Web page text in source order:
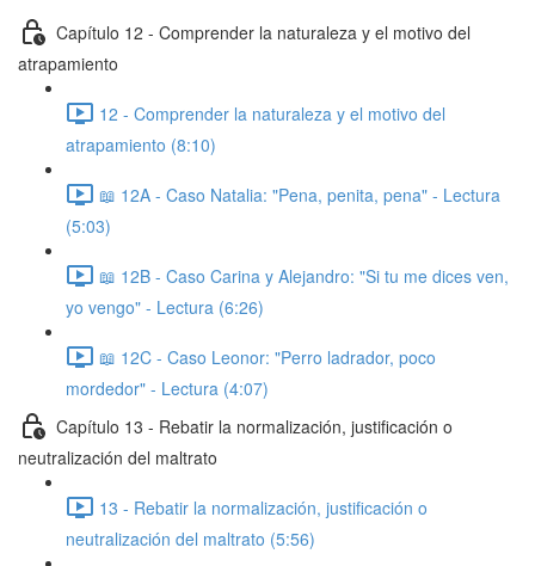
Capítulo 12 - Comprender la naturaleza y el motivo del
atrapamiento
12 - Comprender la naturaleza y el motivo del
atrapamiento (8:10)
📖 12A - Caso Natalia: "Pena, penita, pena" - Lectura
(5:03)
📖 12B - Caso Carina y Alejandro: "Si tu me dices ven,
yo vengo" - Lectura (6:26)
📖 12C - Caso Leonor: "Perro ladrador, poco
mordedor" - Lectura (4:07)
Capítulo 13 - Rebatir la normalización, justificación o
neutralización del maltrato
13 - Rebatir la normalización, justificación o
neutralización del maltrato (5:56)